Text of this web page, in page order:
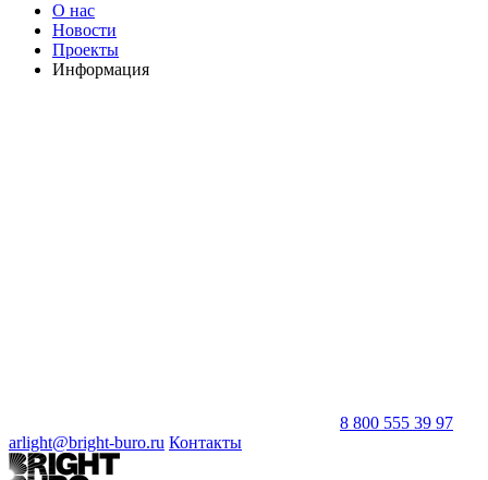
О нас
Новости
Проекты
Информация
8 800 555 39 97
arlight@bright-buro.ru Контакты